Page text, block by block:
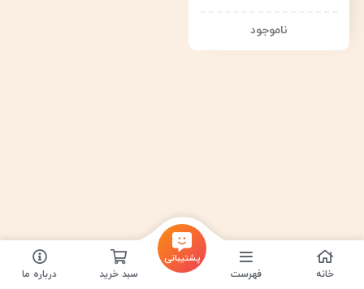
خانه فهرست درباره ما سبد خرید
پشتیبانی